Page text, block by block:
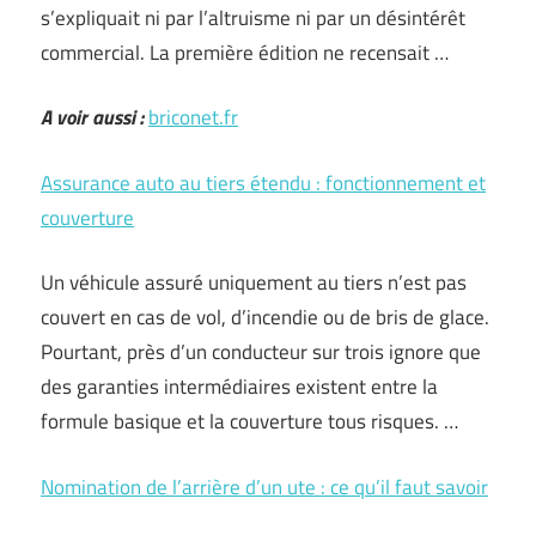
s’expliquait ni par l’altruisme ni par un désintérêt
commercial. La première édition ne recensait …
A voir aussi :briconet.fr
Assurance auto au tiers étendu : fonctionnement et
couverture
Un véhicule assuré uniquement au tiers n’est pas
couvert en cas de vol, d’incendie ou de bris de glace.
Pourtant, près d’un conducteur sur trois ignore que
des garanties intermédiaires existent entre la
formule basique et la couverture tous risques. …
Nomination de l’arrière d’un ute : ce qu’il faut savoir